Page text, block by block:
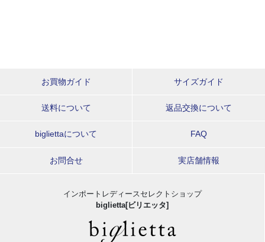
お買物ガイド サイズガイド
送料について 返品交換について
bigliettaについて FAQ
お問合せ 実店舗情報
インポートレディースセレクトショップ
biglietta[ビリエッタ]